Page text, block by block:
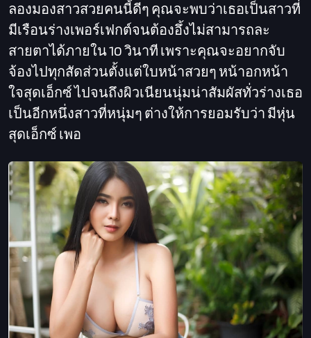
ลองมองสาวสวยคนนี้ดีๆ คุณจะพบว่าเธอเป็นสาวที่
มีเรือนร่างเพอร์เฟกต์จนต้องอึ้งไม่สามารถละ
สายตาได้ภายใน 10 วินาที เพราะคุณจะอยากจับ
จ้องไปทุกสัดส่วนตั้งแต่ใบหน้าสวยๆ หน้าอกหน้า
ใจสุดเอ็กซ์ ไปจนถึงผิวเนียนนุ่มน่าสัมผัสทั่วร่างเธอ
เป็นอีกหนึ่งสาวที่หนุ่มๆ ต่างให้การยอมรับว่า มีหุ่น
สุดเอ็กซ์ เพอ